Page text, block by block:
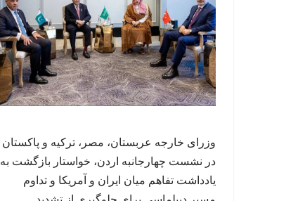
وزرای خارجه عربستان، مصر، ترکیه و پاکستان
در نشست چهارجانبه اردن، خواستار بازگشت به
یادداشت تفاهم میان ایران و آمریکا و تداوم